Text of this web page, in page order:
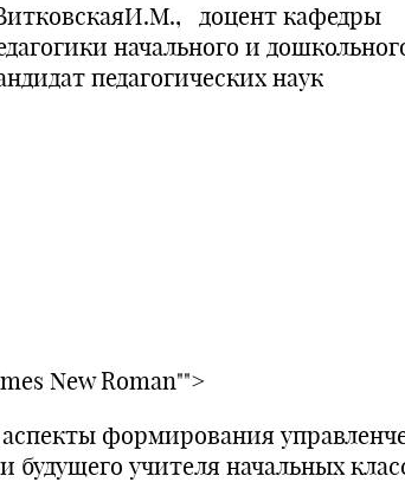
доцент кафедры
начального и
педагогических наук
New Roman"">
формирования
будущего учителя начальных